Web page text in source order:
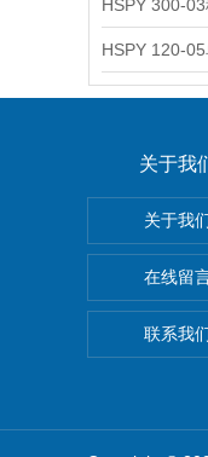
关于我
关于我
在线留
联系我